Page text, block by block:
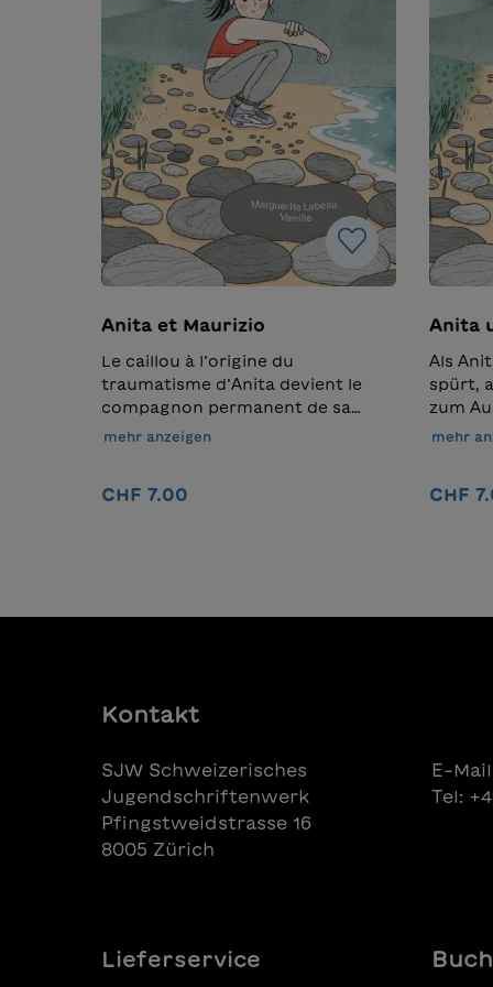
Anita et Maurizio
Le caillou à l’origine du
traumatisme d’Anita devient le
compagnon permanent de sa
douleur intérieure. Elle tente
avec délica-tesse le souhait d’être
mehr anzeigen
CHF 7.00
Anita
Als
spürt,
zum
tiefen
mehr
CHF
Kontakt
SJW Schweizerisches
Jugendschriftenwerk
Pfingstweidstrasse 16
8005 Zürich
E-
Tel:
Lieferservice